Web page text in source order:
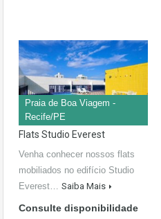
Praia de Boa Viagem -
Recife/PE
Flats Studio Everest
Venha conhecer nossos flats
mobiliados no edifício Studio
Everest… Saiba Mais
Consulte disponibilidade